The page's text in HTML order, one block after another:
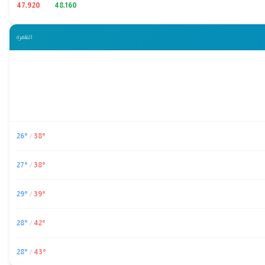
48,160
47,920
القاهرة
38°
/
26°
38°
/
27°
39°
/
29°
42°
/
28°
43°
/
28°